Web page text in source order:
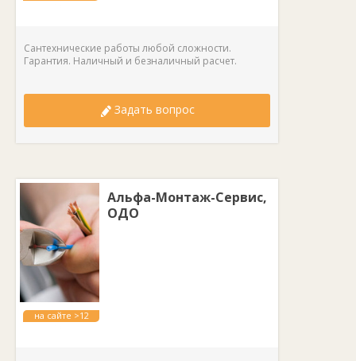
Сантехнические работы любой сложности.
Гарантия. Наличный и безналичный расчет.
Задать вопрос
на сайте >12
лет
Альфа-Монтаж-Сервис,
ОДО